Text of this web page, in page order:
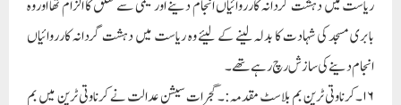
ریاست میں دہشت گردانہ کارروائیاں انجام دینے اور سیمی سے تعلق کا الزام تھا اوروہ
بابری مسجد کی شہادت کا بدلہ لینے کے لیئے وہ ریاست میں دہشت گردانہ کارروائیاں
انجام دینے کی سازش رچ رہے تھے۔
۱۶۔کرناوتی ٹرین بم بلاسٹ مقدمہ:۔ گجرات سیشن عدالت نے کرناوتی ٹرین میں بم